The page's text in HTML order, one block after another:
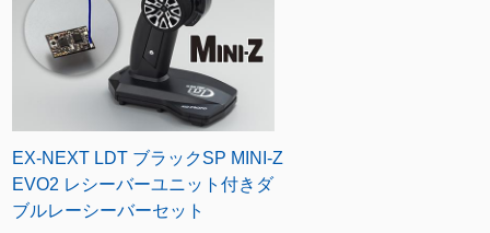
EX-NEXT LDT ブラックSP MINI-Z
EVO2 レシーバーユニット付きダ
ブルレーシーバーセット